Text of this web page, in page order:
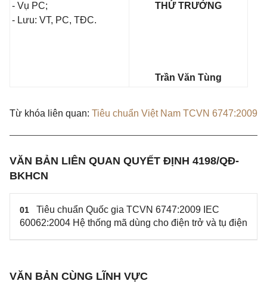
- Vụ PC;
- Lưu: VT, PC, TĐC.
THỨ TRƯỞNG
Trần Văn Tùng
Từ khóa liên quan: Tiêu chuẩn Việt Nam TCVN 6747:2009
VĂN BẢN LIÊN QUAN QUYẾT ĐỊNH 4198/QĐ-
BKHCN
01
Tiêu chuẩn Quốc gia TCVN 6747:2009 IEC
60062:2004 Hệ thống mã dùng cho điện trở và tụ điện
VĂN BẢN CÙNG LĨNH VỰC